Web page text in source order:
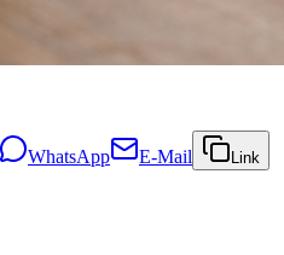
WhatsApp E-Mail Link